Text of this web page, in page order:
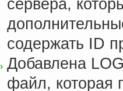
сервера,
содержать ID
Добавлена
файл, которая